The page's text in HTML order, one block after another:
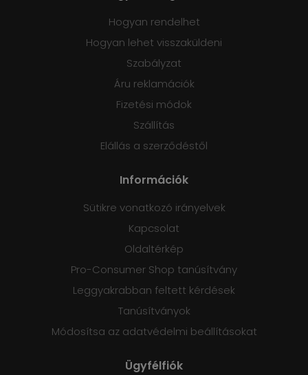
Hogyan rendelhet
Hogyan lehet visszaküldeni
Szabályzat
Áru reklamációk
Fizetési módok
Szállítás
Elállás a szerződéstől
Információk
Sütikre vonatkozó irányelvek
Kapcsolat
Oldaltérkép
Pro-Consumer Shop tanúsítvány
Leggyakrabban feltett kérdések
Tanúsítványok
Módosítsa az adatvédelmi beállításokat
Ügyfélfiók